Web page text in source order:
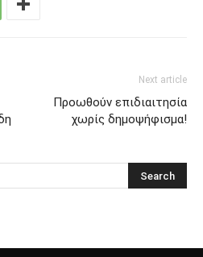
Next article
Προωθούν επιδιαιτησία
χωρίς δημοψήφισμα!